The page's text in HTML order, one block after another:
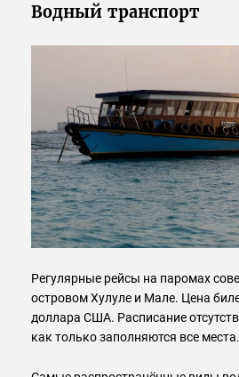
Водный транспорт
Регулярные рейсы на паромах
островом Хулуле и Мале. Цена
доллара США. Расписание
как только заполняются все места.